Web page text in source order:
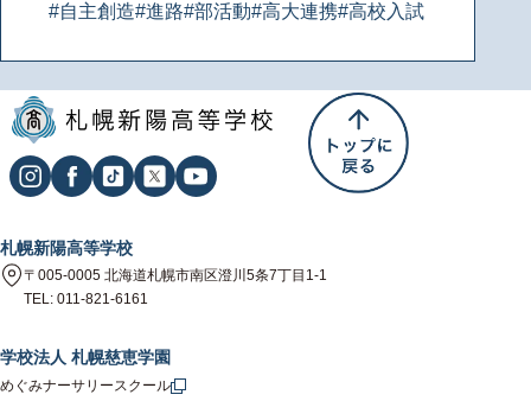
#自主創造#進路#部活動#高大連携#高校入試
札幌新陽高等学校
〒005-0005 北海道札幌市南区澄川5条7丁目1-1
TEL: 011-821-6161
学校法人 札幌慈恵学園
めぐみナーサリースクール